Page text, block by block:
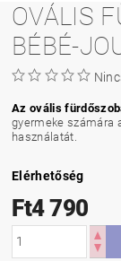
OVÁLIS
BÉBÉ-
Az ovális
gyermeke számára
használatát.
Elérhetőség
Ft4 790